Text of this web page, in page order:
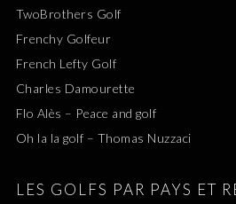
TwoBrothers Golf
Frenchy Golfeur
French Lefty Golf
Charles Damourette
Flo Alès – Peace and golf
Oh la la golf – Thomas Nuzzaci
LES GOLFS PAR PAYS ET